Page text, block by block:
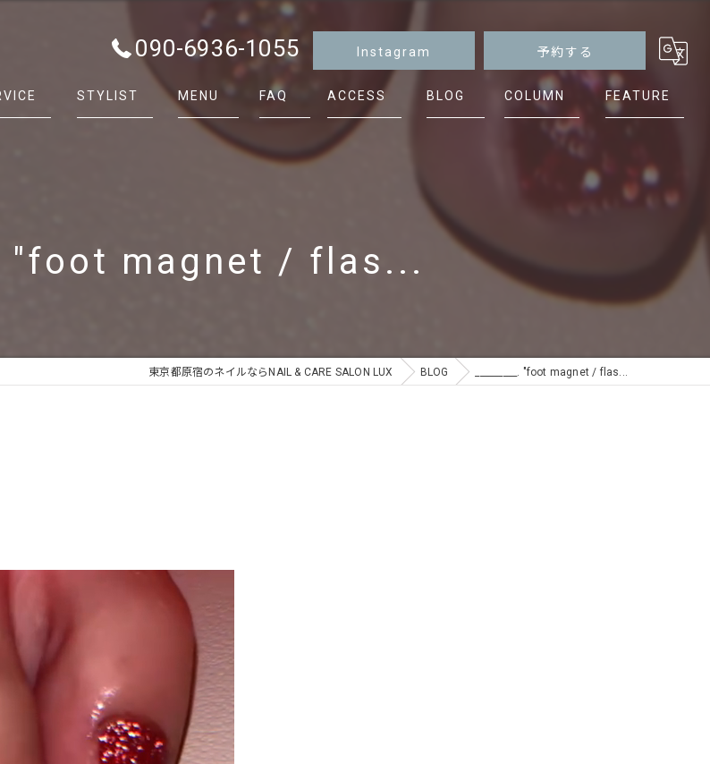
090-6936-1055 Instagram 予約する
STYLIST MENU FAQ ACCESS BLOG COLUMN FEATURE
ニュアンス
"foot magnet / flas...
東京都原宿のネイルならNAIL & CARE SALON LUX BLOG _________. "foot magnet / flas...